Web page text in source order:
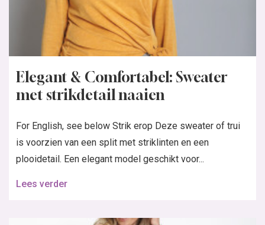
Elegant & Comfortabel: Sweater
met strikdetail naaien
For English, see below Strik erop Deze sweater of trui
is voorzien van een split met striklinten en een
plooidetail. Een elegant model geschikt voor...
Lees verder